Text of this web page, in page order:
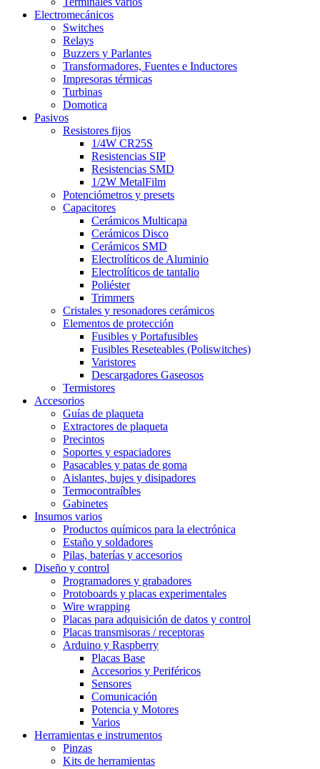
Electromecánicos
Switches
Relays
Buzzers y Parlantes
Transformadores, Fuentes e Inductores
Impresoras térmicas
Turbinas
Domotica
Pasivos
Resistores fijos
1/4W CR25S
Resistencias SIP
Resistencias SMD
1/2W MetalFilm
Potenciómetros y presets
Capacitores
Cerámicos Multicapa
Cerámicos Disco
Cerámicos SMD
Electrolíticos de Aluminio
Electrolíticos de tantalio
Poliéster
Trimmers
Cristales y resonadores cerámicos
Elementos de protección
Fusibles y Portafusibles
Fusibles Reseteables (Poliswitches)
Varistores
Descargadores Gaseosos
Termistores
Accesorios
Guías de plaqueta
Extractores de plaqueta
Precintos
Soportes y espaciadores
Pasacables y patas de goma
Aislantes, bujes y disipadores
Termocontraíbles
Gabinetes
Insumos varios
Productos químicos para la electrónica
Estaño y soldadores
Pilas, baterías y accesorios
Diseño y control
Programadores y grabadores
Protoboards y placas experimentales
Wire wrapping
Placas para adquisición de datos y control
Placas transmisoras / receptoras
Arduino y Raspberry
Placas Base
Accesorios y Periféricos
Sensores
Comunicación
Potencia y Motores
Varios
Herramientas e instrumentos
Pinzas
Kits de herramientas